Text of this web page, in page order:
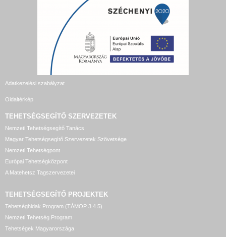
Adatkezelési szabályzat
Oldaltérkép
TEHETSÉGSEGÍTŐ SZERVEZETEK
Nemzeti Tehetségsegítő Tanács
Magyar Tehetségsegítő Szervezetek Szövetsége
Nemzeti Tehetségpont
Európai Tehetségközpont
A Matehetsz Tagszervezetei
TEHETSÉGSEGÍTŐ PROJEKTEK
Tehetséghidak Program (TÁMOP 3.4.5)
Nemzeti Tehetség Program
Tehetségek Magyarországa